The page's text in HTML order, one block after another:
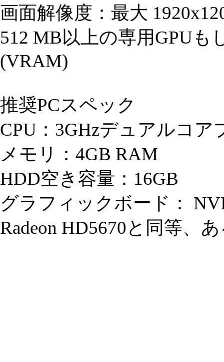
画面解像度：最大
512 MB以上の専用GPU
(VRAM)
推奨PCスペック
CPU：3GHzデュアルコア
メモリ：4GB RAM
HDD空き容量：16GB
グラフィックボード：
Radeon HD5670と同等、